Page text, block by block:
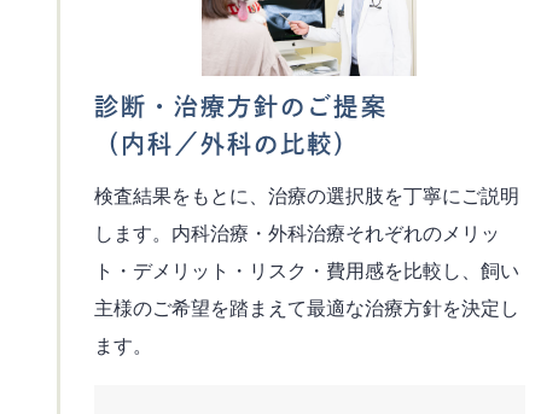
診断・治療方針のご提案
（内科／外科の比較）
検査結果をもとに、治療の選択肢を丁寧にご説明
します。内科治療・外科治療それぞれのメリッ
ト・デメリット・リスク・費用感を比較し、飼い
主様のご希望を踏まえて最適な治療方針を決定し
ます。